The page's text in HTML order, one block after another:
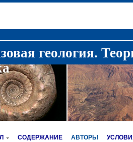
геология.
СОДЕРЖАНИЕ АВТОРЫ